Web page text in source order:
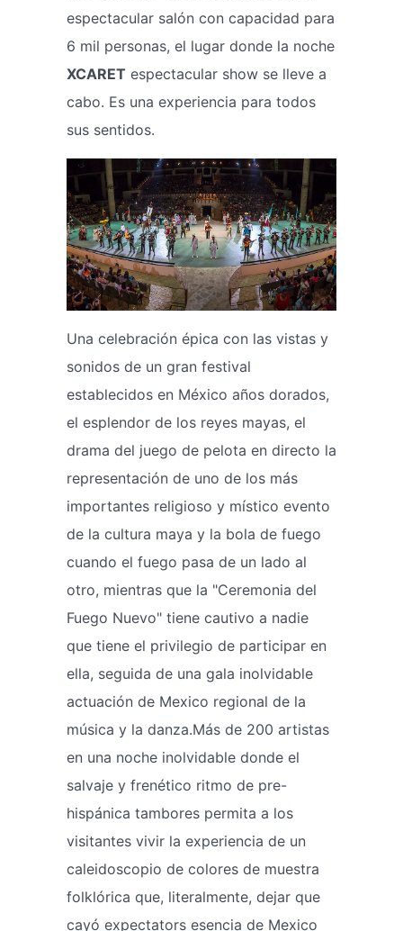
espectacular salón con capacidad para
6 mil personas, el lugar donde la noche
XCARET espectacular show se lleve a
cabo. Es una experiencia para todos
sus sentidos.
Una celebración épica con las vistas y
sonidos de un gran festival
establecidos en México años dorados,
el esplendor de los reyes mayas, el
drama del juego de pelota en directo la
representación de uno de los más
importantes religioso y místico evento
de la cultura maya y la bola de fuego
cuando el fuego pasa de un lado al
otro, mientras que la "Ceremonia del
Fuego Nuevo" tiene cautivo a nadie
que tiene el privilegio de participar en
ella, seguida de una gala inolvidable
actuación de Mexico regional de la
música y la danza.Más de 200 artistas
en una noche inolvidable donde el
salvaje y frenético ritmo de pre-
hispánica tambores permita a los
visitantes vivir la experiencia de un
caleidoscopio de colores de muestra
folklórica que, literalmente, dejar que
cayó expectators esencia de Mexico